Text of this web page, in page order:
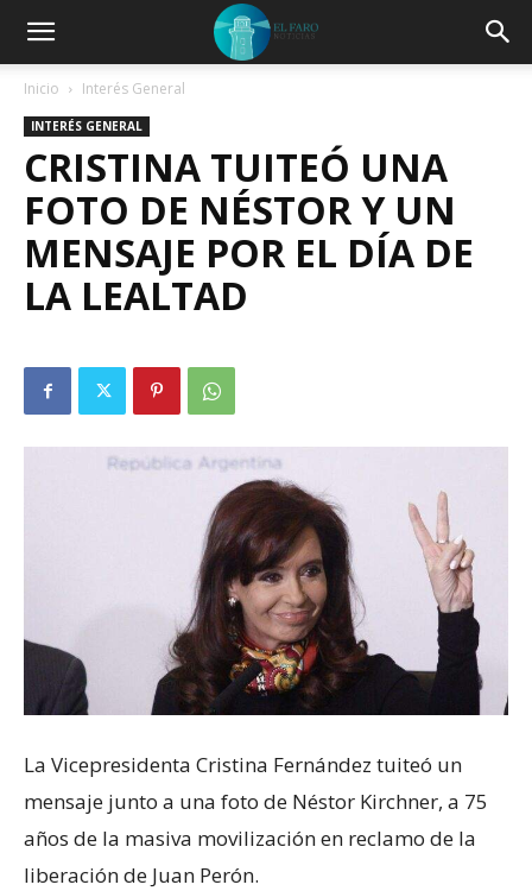
Inicio Interés General
INTERÉS GENERAL
CRISTINA TUITEÓ UNA
FOTO DE NÉSTOR Y UN
MENSAJE POR EL DÍA DE
LA LEALTAD
La Vicepresidenta Cristina Fernández tuiteó un
mensaje junto a una foto de Néstor Kirchner, a 75
años de la masiva movilización en reclamo de la
liberación de Juan Perón.